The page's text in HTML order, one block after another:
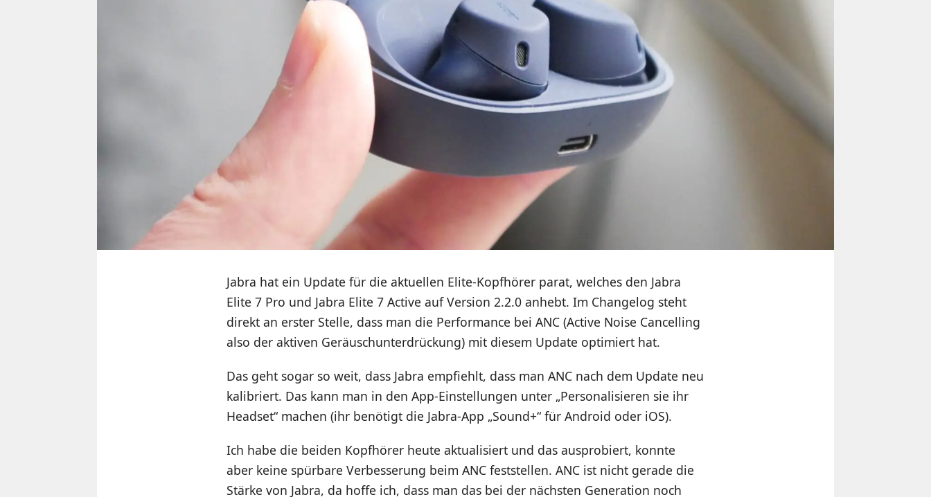
Jabra hat ein Update für die aktuellen Elite-Kopfhörer parat, welches den Jabra
Elite 7 Pro und Jabra Elite 7 Active auf Version 2.2.0 anhebt. Im Changelog steht
direkt an erster Stelle, dass man die Performance bei ANC (Active Noise Cancelling
also der aktiven Geräuschunterdrückung) mit diesem Update optimiert hat.
Das geht sogar so weit, dass Jabra empfiehlt, dass man ANC nach dem Update neu
kalibriert. Das kann man in den App-Einstellungen unter „Personalisieren sie ihr
Headset“ machen (ihr benötigt die Jabra-App „Sound+“ für Android oder iOS).
Ich habe die beiden Kopfhörer heute aktualisiert und das ausprobiert, konnte
aber keine spürbare Verbesserung beim ANC feststellen. ANC ist nicht gerade die
Stärke von Jabra, da hoffe ich, dass man das bei der nächsten Generation noch